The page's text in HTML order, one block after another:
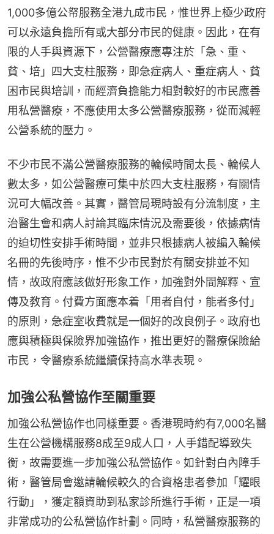
1,000多億公帑服務全港九成市民，惟世界上極少政府
可以永遠負擔所有或大部分市民的健康。因此，在有
限的人手與資源下，公營醫療應專注於「急、重、
貧、培」四大支柱服務，即急症病人、重症病人、貧
困市民與培訓，而經濟負擔能力相對較好的市民應善
用私營醫療，不應使用太多公營醫療服務，從而減輕
公營系統的壓力。
不少市民不滿公營醫療服務的輪候時間太長、輪候人
數太多，如公營醫療可集中於四大支柱服務，有關情
況可大幅改善。其實，醫管局現時設有分流制度，主
治醫生會和病人討論其臨床情況及需要後，依據病情
的迫切性安排手術時間，並非只根據病人被編入輪候
名冊的先後時序，惟不少市民對於有關安排並不知
情，故政府應該做好形象工作，加強對外間解釋、宣
傳及教育。付費方面應本着「用者自付，能者多付」
的原則，急症室收費就是一個好的改良例子。政府也
應與積極與保險界加強協作，推出更好的醫療保險給
市民，令醫療系統繼續保持高水準表現。
加強公私營協作至關重要
加強公私營協作也同樣重要。香港現時約有7,000名醫
生在公營機構服務8成至9成人口，人手錯配導致失
衡，故需要進一步加強公私營協作。如針對白內障手
術，醫管局會邀請輪候較久的合資格患者參加「耀眼
行動」，獲定額資助到私家診所進行手術，正是一項
非常成功的公私營協作計劃。同時，私營醫療服務的